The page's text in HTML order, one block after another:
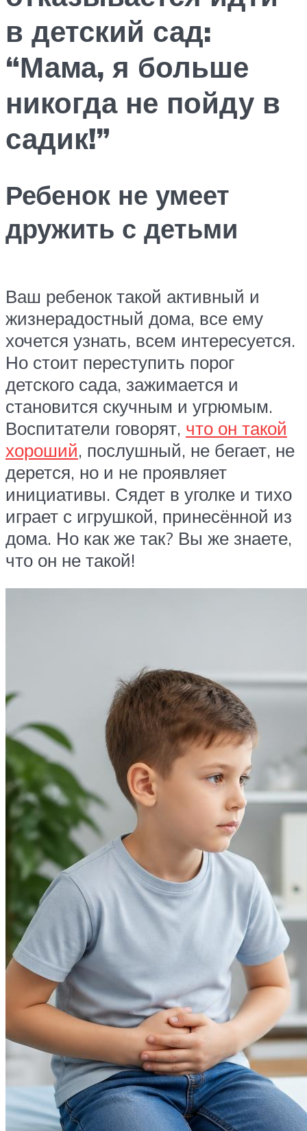
в детский сад:
“Мама, я больше
никогда не пойду в
садик!”
Ребенок не умеет
дружить с детьми
Ваш ребенок такой активный и
жизнерадостный дома, все ему
хочется узнать, всем интересуется.
Но стоит переступить порог
детского сада, зажимается и
становится скучным и угрюмым.
Воспитатели говорят, что он такой
хороший, послушный, не бегает, не
дерется, но и не проявляет
инициативы. Сядет в уголке и тихо
играет с игрушкой, принесённой из
дома. Но как же так? Вы же знаете,
что он не такой!